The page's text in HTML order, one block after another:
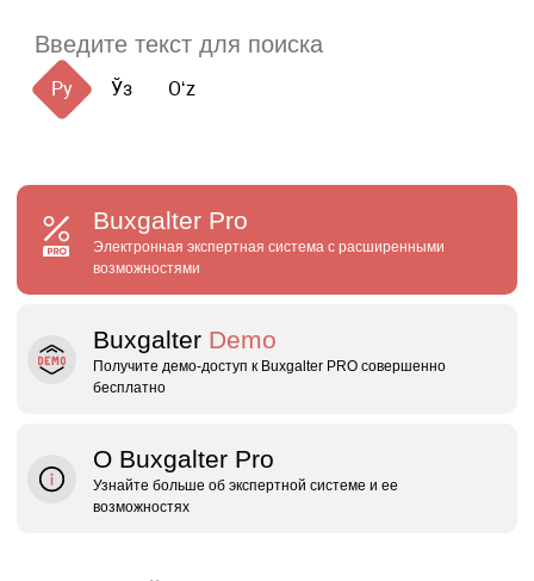
Ру Ўз Oʻz
Buxgalter Pro
Электронная экспертная система с расширенными
возможностями
Buxgalter Demo
Получите демо‑доступ к Buxgalter PRO совершенно
бесплатно
О Buxgalter Pro
Узнайте больше об экспертной системе и ее
возможностях